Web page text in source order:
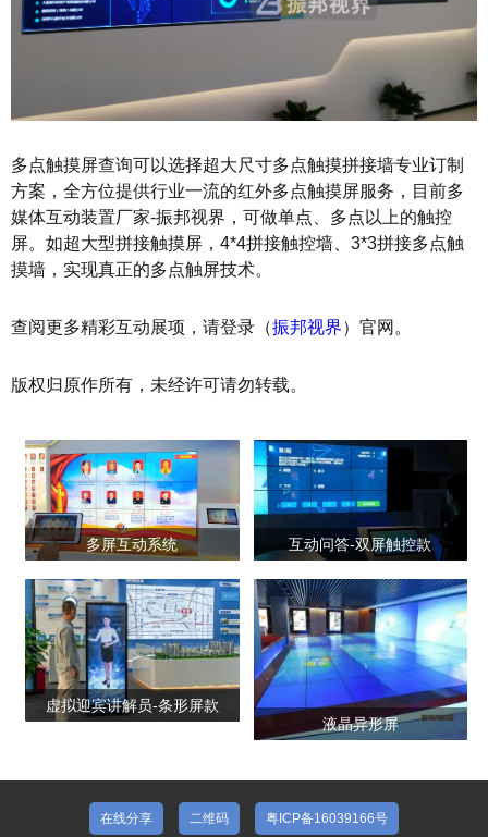
多点触摸屏查询可以选择超大尺寸多点触摸拼接墙专业订制
方案，全方位提供行业一流的红外多点触摸屏服务，目前多
媒体互动装置厂家-振邦视界，可做单点、多点以上的触控
屏。如超大型拼接触摸屏，4*4拼接触控墙、3*3拼接多点触
摸墙，实现真正的多点触屏技术。
查阅更多精彩互动展项，请登录（振邦视界）官网。
版权归原作所有，未经许可请勿转载。
多屏互动系统 互动问答-双屏触控款
虚拟迎宾讲解员-条形屏款
液晶异形屏
在线分享 二维码 粤ICP备16039166号